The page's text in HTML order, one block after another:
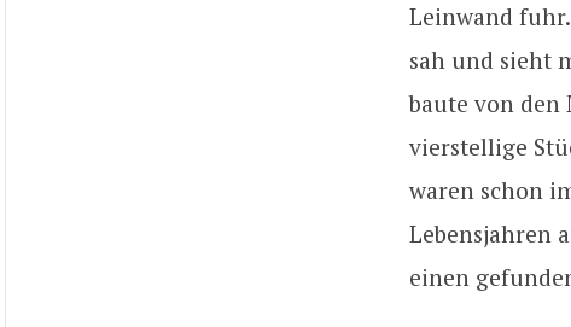
Leinwand
sah und sieht
baute von den
vierstellige
waren schon
Lebensjahren
einen